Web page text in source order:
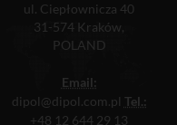
ul. Ciepłownicza 40
31-574 Kraków,
POLAND
Email:
dipol@dipol.com.pl Tel.:
+48 12 644 29 13